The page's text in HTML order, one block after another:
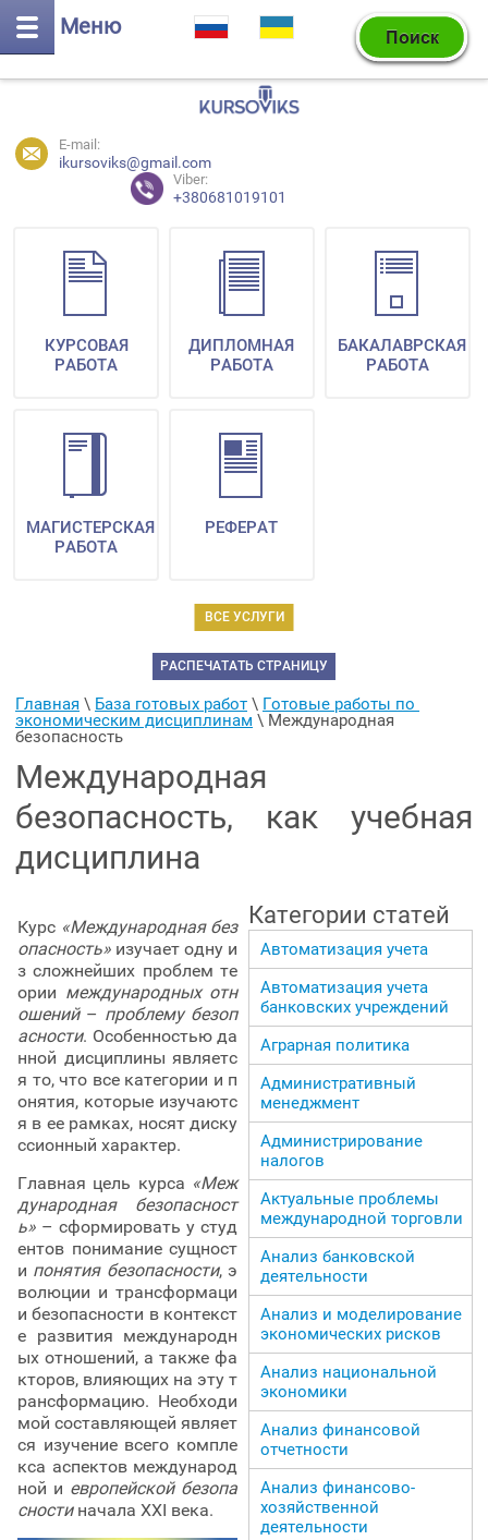
Меню
E-mail:
ikursoviks@gmail.com
Viber:
+380681019101
ВСЕ УСЛУГИ
КУРСОВАЯ
РАБОТА
ДИПЛОМНАЯ
РАБОТА
БАКАЛАВРСКАЯ
РАБОТА
МАГИСТЕРСКАЯ
РАБОТА
РЕФЕРАТ
РАСПЕЧАТАТЬ СТРАНИЦУ
Главная \ База готовых работ \ Готовые работы по
экономическим дисциплинам \ Международная
безопасность
Международная
безопасность, как учебная
дисциплина
Курс «Международная без
опасность» изучает одну и
з сложнейших проблем те
ории международных отн
ошений– проблему безоп
асности. Особенностью да
нной дисциплины являетс
я то, что все категории и п
онятия, которые изучаютс
я в ее рамках, носят диску
ссионный характер.
Главная цель курса «Меж
дународная безопасност
ь» – сформировать у студ
ентов понимание сущност
и понятия безопасности, э
волюции и трансформаци
и безопасности в контекст
е развития международн
ых отношений, а также фа
кторов, влияющих на эту т
рансформацию. Необходи
мой составляющей являет
ся изучение всего компле
кса аспектов международ
ной и европейской безопа
сностиначала XXI века.
Категории статей
Автоматизация учета
Автоматизация учета
банковских учреждений
Аграрная политика
Административный
менеджмент
Администрирование
налогов
Актуальные проблемы
международной торговли
Анализ банковской
деятельности
Анализ и моделирование
экономических рисков
Анализ национальной
экономики
Анализ финансовой
отчетности
Анализ финансово-
хозяйственной
деятельности